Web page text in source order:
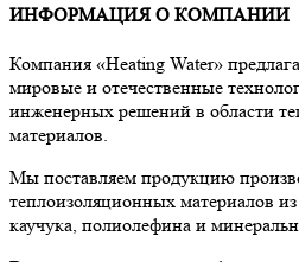
ИНФОРМАЦИЯ О КОМПАНИИ
Компания «Heating Water»
мировые и отечественные
инженерных решений в области
материалов.
Мы поставляем продукцию
теплоизоляционных материалов
каучука, полиолефина и